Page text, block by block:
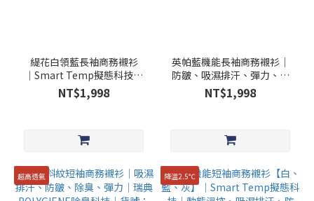
緹花白領藍長袖商務襯衫
│Smart Temp擬態科技│
動態涼感溫控、吸濕排汗、
防皺、彈力
NT$1,998
英帕藍機能長袖商務襯衫｜
防皺、吸濕排汗、彈力、透
氣舒適｜
NT$1,998
超高透氣 降溫2.5℃